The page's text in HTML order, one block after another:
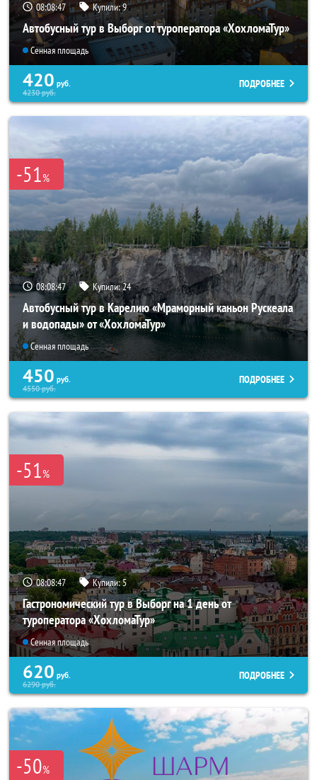
08:08:46 Купили:9
Автобусный тур в Выборг от туроператора «ХохломаТур»
Сенная площадь
420 руб.
4230руб.
ПОДРОБНЕЕ
-51%
08:08:46 Купили:24
Автобусный тур в Карелию «Мраморный каньон Рускеала
и водопады» от «ХохломаТур»
Сенная площадь
450 руб.
4550руб.
ПОДРОБНЕЕ
-51%
08:08:46 Купили:5
Гастрономический тур в Выборг на 1 день от
туроператора «ХохломаТур»
Сенная площадь
620 руб.
6290руб.
ПОДРОБНЕЕ
-50%